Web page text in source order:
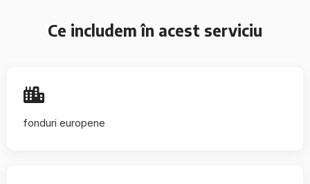
Ce includem în acest serviciu
fonduri europene